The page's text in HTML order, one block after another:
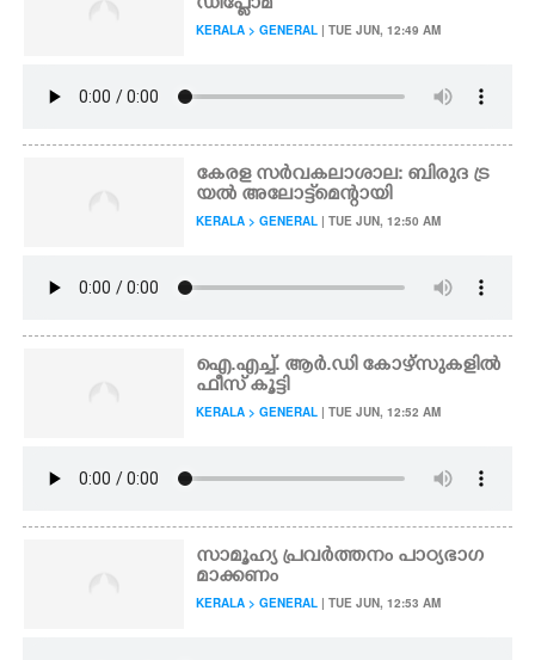
ഡിപ്ലോമ
KERALA > GENERAL | TUE JUN, 12:49 AM
കേരള സർവകലാശാല: ബിരുദ ട്ര
യൽ അലോട്ട്മെന്റായി
KERALA > GENERAL | TUE JUN, 12:50 AM
ഐ.എച്ച്. ആർ.ഡി കോഴ്സുകളിൽ
ഫീസ് കൂട്ടി
KERALA > GENERAL | TUE JUN, 12:52 AM
സാമൂഹ്യ പ്രവർത്തനം പാഠ്യഭാഗ
മാക്കണം
KERALA > GENERAL | TUE JUN, 12:53 AM